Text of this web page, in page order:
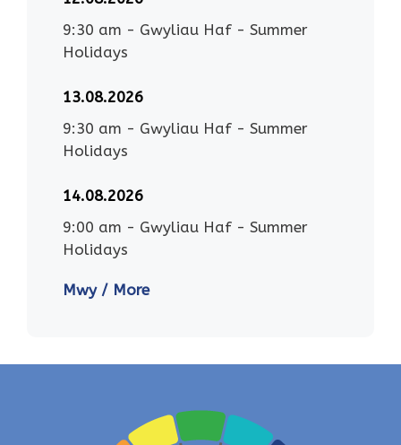
9:30 am - Gwyliau Haf - Summer
Holidays
13.08.2026
9:30 am - Gwyliau Haf - Summer
Holidays
14.08.2026
9:00 am - Gwyliau Haf - Summer
Holidays
Mwy / More